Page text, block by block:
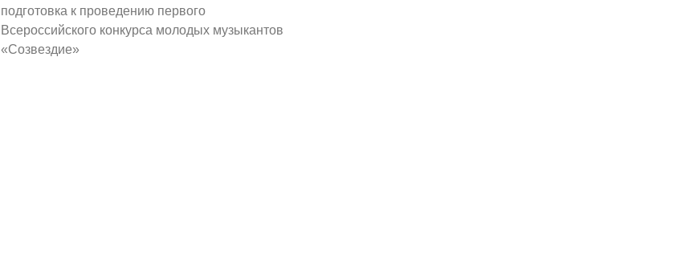
подготовка к проведению первого
Всероссийского конкурса молодых музыкантов
«Созвездие»